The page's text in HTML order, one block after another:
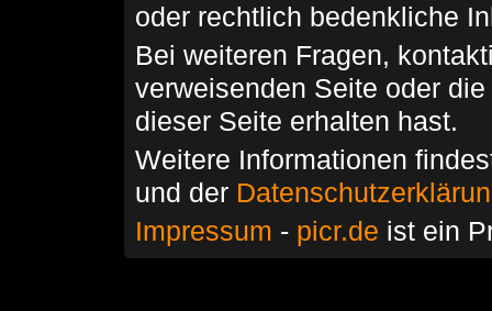
oder rechtlich bedenkliche
Bei weiteren Fragen,
verweisenden Seite oder
dieser Seite erhalten hast.
Weitere Informationen
und der
Impressum - picr.de ist ein